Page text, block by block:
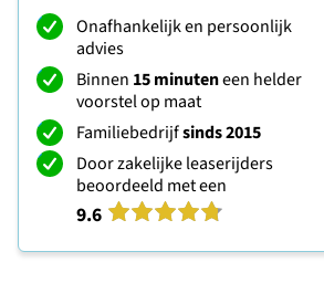
Onafhankelijk en persoonlijk
advies
Binnen 15 minuteneen helder
voorstel op maat
Familiebedrijfsinds 2015
Door zakelijke leaserijders
beoordeeld met een
9.6